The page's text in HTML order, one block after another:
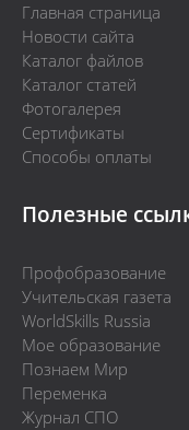
Главная страница
Новости сайта
Каталог файлов
Каталог статей
Фотогалерея
Сертификаты
Способы оплаты
Полезные
Профобразование
Учительская газета
WorldSkills Russia
Мое образование
Познаем Мир
Переменка
Журнал СПО